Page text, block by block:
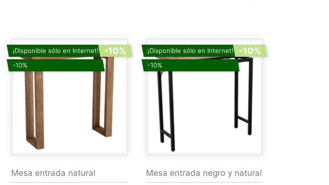
¡Disponible sólo en Internet!
-10%
-10%
Mesa entrada natural
¡Disponible sólo en Internet!
-10%
-10%
Mesa entrada negro y natural